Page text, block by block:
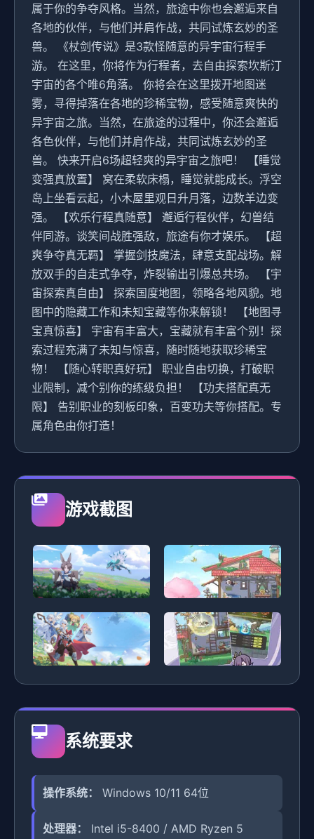
属于你的争夺风格。当然，旅途中你也会邂逅来自
各地的伙伴，与他们并肩作战，共同试炼玄妙的圣
兽。 《杖剑传说》是3款怪随意的异宇宙行程手
游。 在这里，你将作为行程者，去自由探索坎斯汀
宇宙的各个唯6角落。 你将会在这里拨开地图迷
雾，寻得掉落在各地的珍稀宝物，感受随意爽快的
异宇宙之旅。当然，在旅途的过程中，你还会邂逅
各色伙伴，与他们并肩作战，共同试炼玄妙的圣
兽。 快来开启6场超轻爽的异宇宙之旅吧！ 【睡觉
变强真放置】 窝在柔软床榻，睡觉就能成长。浮空
岛上坐看云起，小木屋里观日升月落，边数羊边变
强。 【欢乐行程真随意】 邂逅行程伙伴，幻兽结
伴同游。谈笑间战胜强敌，旅途有你才娱乐。 【超
爽争夺真无羁】 掌握剑技魔法，肆意支配战场。解
放双手的自走式争夺，炸裂输出引爆总共场。 【宇
宙探索真自由】 探索国度地图，领略各地风貌。地
图中的隐藏工作和未知宝藏等你来解锁！ 【地图寻
宝真惊喜】 宇宙有丰富大，宝藏就有丰富个别！探
索过程充满了未知与惊喜，随时随地获取珍稀宝
物！ 【随心转职真好玩】 职业自由切换，打破职
业限制，减个别你的练级负担！ 【功夫搭配真无
限】 告别职业的刻板印象，百变功夫等你搭配。专
属角色由你打造！
游戏截图
系统要求
操作系统： Windows 10/11 64位
处理器： Intel i5-8400 / AMD Ryzen 5